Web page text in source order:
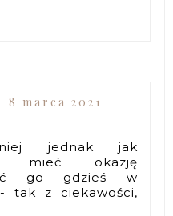
8 marca 2021
jednak jak
mieć okazję
go gdzieś w
tak z ciekawości,